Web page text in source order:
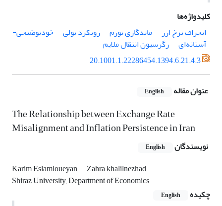
کلیدواژه‌ها
انحراف نرخ ارز
ماندگاری تورم رویکرد پولی
خودتوضیحی-
آستانه‌ای
رگرسیون انتقال ملایم
20.1001.1.22286454.1394.6.21.4.3
عنوان مقاله English
The Relationship between Exchange Rate
Misalignment and Inflation Persistence in Iran
نویسندگان English
Karim Eslamloueyan
Zahra khalilnezhad
Shiraz University, Department of Economics
چکیده
English